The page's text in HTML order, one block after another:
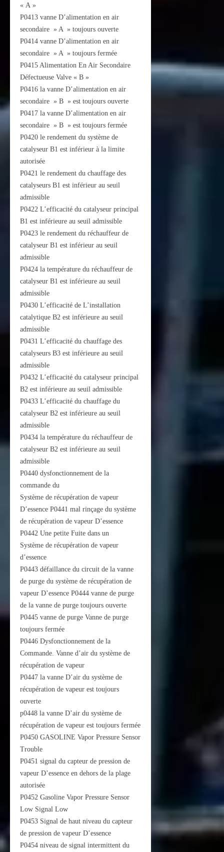
« A »
P0413 vanne D’alimentation en air
secondaire » A » toujours ouverte
P0414 vanne D’alimentation en air
secondaire » A » toujours fermée
P0415 Alimentation En Air Secondaire
Défectueuse Valve « B »
P0416 la vanne D’alimentation en air
secondaire » B » est toujours ouverte
P0417 la vanne D’alimentation en air
secondaire » B » est toujours fermée
P0420 le rendement du système de
catalyseur B1 est inférieur à la limite
autorisée
P0421 le rendement du chauffage des
catalyseurs B1 est inférieur au seuil
admissible
P0422 L’efficacité du catalyseur principal
B1 est inférieure au seuil admissible
P0423 le rendement du réchauffeur de
catalyseur B1 est inférieur au seuil
admissible
P0424 la température du réchauffeur de
catalyseur B1 est inférieure au seuil
admissible
P0430 L’efficacité de L’installation
catalytique B2 est inférieure au seuil
admissible
P0431 L’efficacité du chauffage des
catalyseurs B3 est inférieure au seuil
admissible
P0432 L’efficacité du catalyseur principal
B2 est inférieure au seuil admissible
P0433 L’efficacité du chauffage du
catalyseur B2 est inférieure au seuil
admissible
P0434 la température du réchauffeur de
catalyseur B2 est inférieure au seuil
admissible
P0440 dysfonctionnement de la
commande du
Système de récupération de vapeur
D’essence P0441 mal rinçage du système
de récupération de vapeur D’essence
P0442 Une petite Fuite dans un
Système de récupération de vapeur
d’essence
P0443 défaillance du circuit de la vanne
de purge du système de récupération de
vapeur D’essence P0444 vanne de purge
de la vanne de purge toujours ouverte
P0445 vanne de purge Vanne de purge
toujours fermée
P0446 Dysfonctionnement de la
Commande. Vanne d’air du système de
récupération de vapeur
P0447 la vanne D’air du système de
récupération de vapeur est toujours
ouverte
p0448 la vanne D’air du système de
récupération de vapeur est toujours fermée
P0450 GASOLINE Vapor Pressure Sensor
Trouble
P0451 signal du capteur de pression de
vapeur D’essence en dehors de la plage
autorisée
P0452 Gasoline Vapor Pressure Sensor
Low Signal Low
P0453 Signal de haut niveau du capteur
de pression de vapeur D’essence
P0454 niveau de signal intermittent du